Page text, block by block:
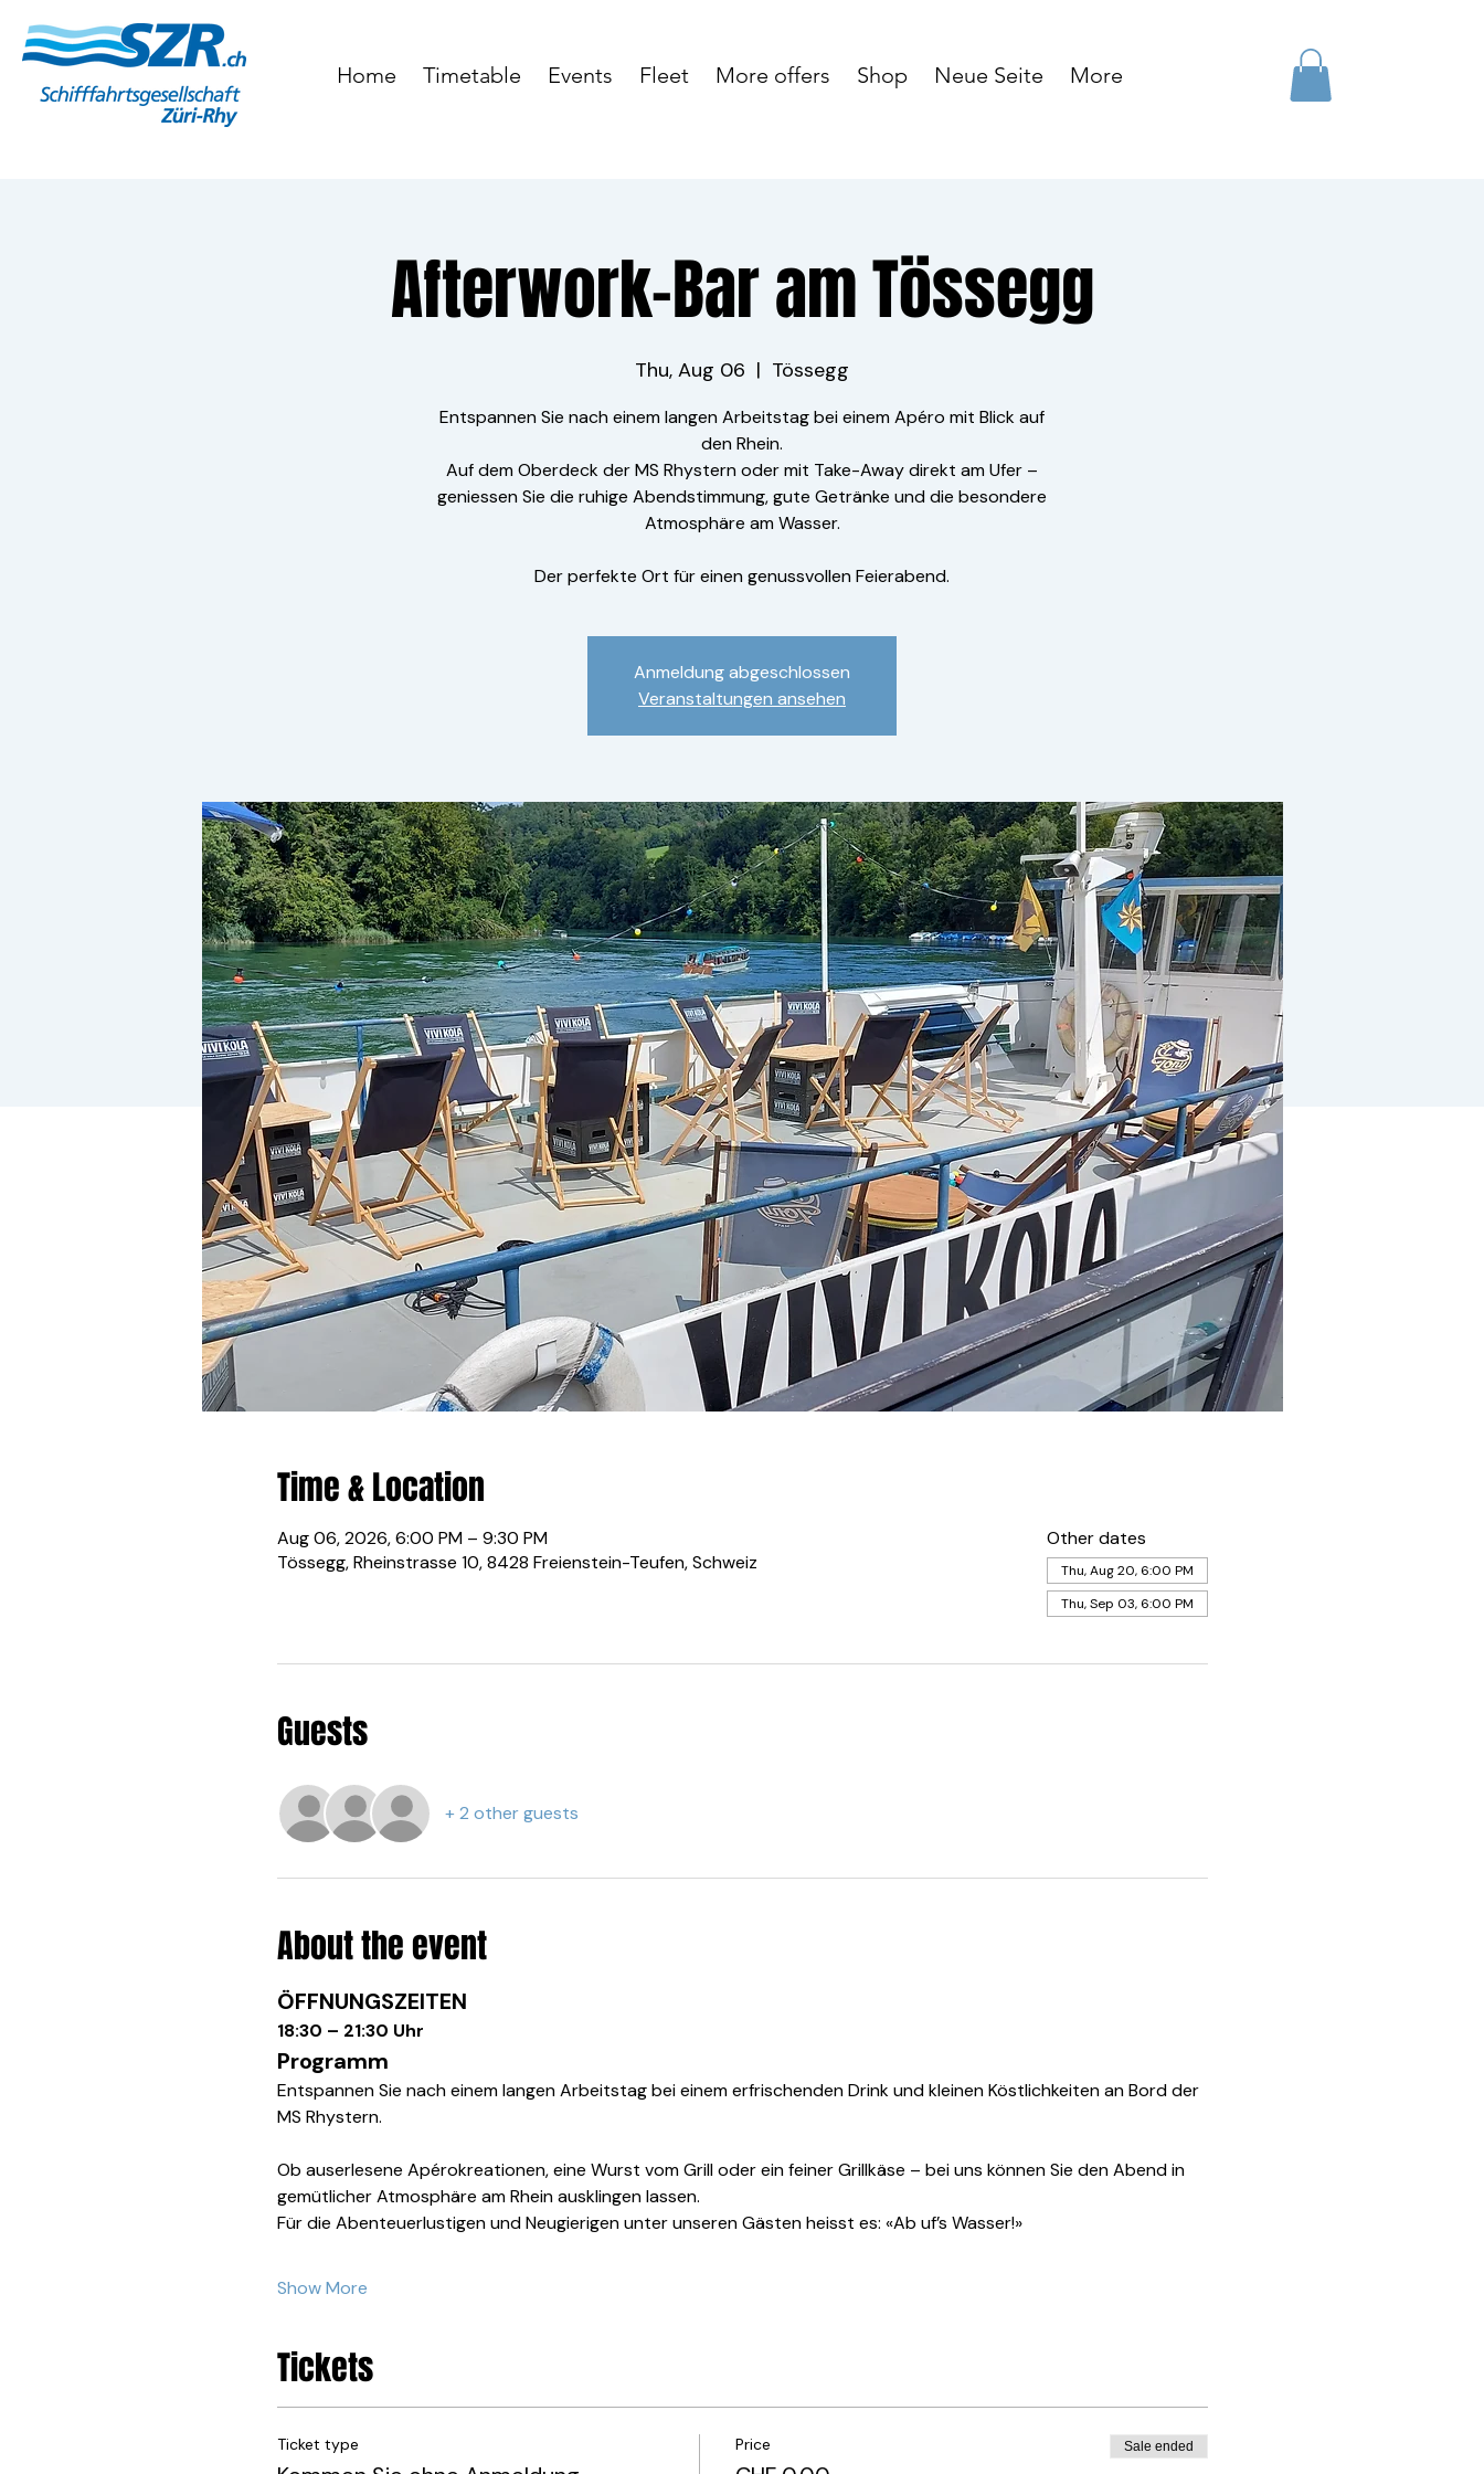
Home Timetable Events Fleet More offers Shop Neue Seite More
Afterwork-Bar am Tössegg
Thu, Aug 06
  |
Tössegg
Entspannen Sie nach einem langen Arbeitstag bei einem Apéro mit Blick auf
den Rhein.
Auf dem Oberdeck der MS Rhystern oder mit Take-Away direkt am Ufer –
geniessen Sie die ruhige Abendstimmung, gute Getränke und die besondere
Atmosphäre am Wasser.
Der perfekte Ort für einen genussvollen Feierabend.
Anmeldung abgeschlossen
Veranstaltungen ansehen
Time & Location
Aug 06, 2026, 6:00 PM – 9:30 PM
Tössegg, Rheinstrasse 10, 8428 Freienstein-Teufen, Schweiz
Other dates
Thu, Aug 20, 6:00 PM
Thu, Sep 03, 6:00 PM
Guests
+ 2 other guests
About the event
ÖFFNUNGSZEITEN
18:30 – 21:30 Uhr
Programm
Entspannen Sie nach einem langen Arbeitstag bei einem erfrischenden Drink und kleinen Köstlichkeiten an Bord der
MS Rhystern.
Ob auserlesene Apérokreationen, eine Wurst vom Grill oder ein feiner Grillkäse – bei uns können Sie den Abend in
gemütlicher Atmosphäre am Rhein ausklingen lassen.
Für die Abenteuerlustigen und Neugierigen unter unseren Gästen heisst es: «Ab uf’s Wasser!»
Show More
Tickets
Ticket type Price Sale ended